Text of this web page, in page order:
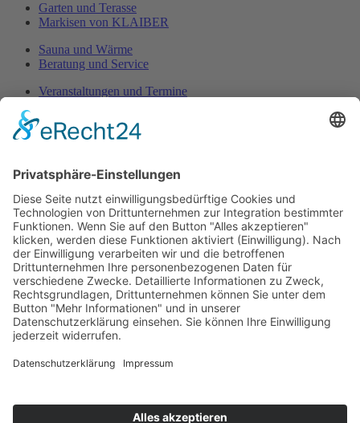
Garten und Terasse
Markisen von KLAIBER
Sauna und Wärme
Beratung und Service
Veranstaltungen und Termine
Brückenstraße 17 - 19 | 64711 Erbach | Tel.:
Öffnungszeiten
Samstag: 9:30 - 13:30 Uhr
Besuchen Sie uns auf:FacebookundInstagram
IMPRESSUM| DATENSCHUTZERKLÄRUNG|
Einstellungen
Startseite
Küche & Genuss
Wohnen & Schenken
KLAIBER Markisen
Insektenschutz